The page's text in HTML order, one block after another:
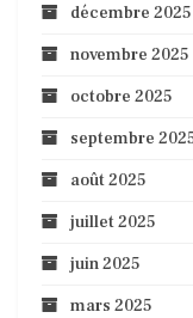
décembre 2025
novembre 2025
octobre 2025
septembre
août 2025
juillet 2025
juin 2025
mars 2025